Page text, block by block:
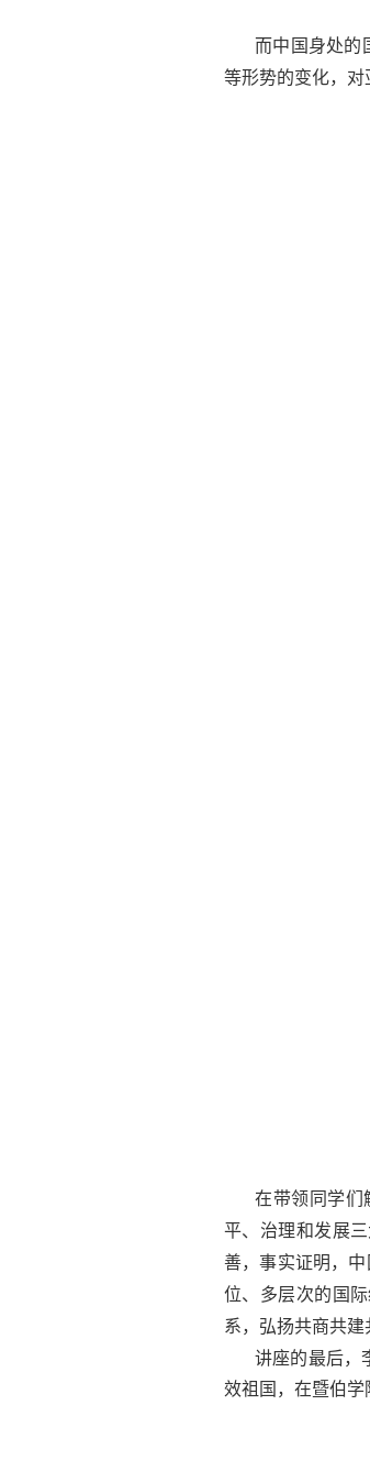
而中国身处的
等形势的变化，对
在带领同学们
平、治理和发展
善，事实证明，中
位、多层次的国
系，弘扬共商共建
讲座的最后，
效祖国，在暨伯